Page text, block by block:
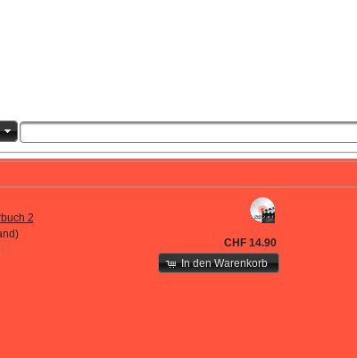
2
CHF 14.90
In den Warenkorb